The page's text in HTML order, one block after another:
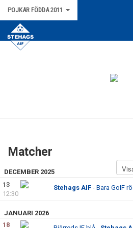
POJKAR FÖDDA 2011
HEM
SERIETABELL P15 SYDVÄSTRA C1 VÅR
BILDGALLERI
Matcher
DECEMBER 2025
13
12:30
Stehags AIF - Bara GoIF
JANUARI 2026
18